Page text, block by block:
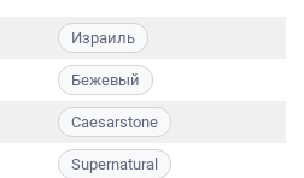
Израиль
Бежевый
Caesarstone
Supernatural